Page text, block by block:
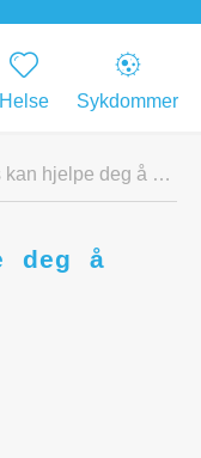
Helse Sykdommer
deg å miste vekt?
deg å